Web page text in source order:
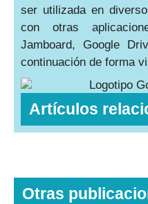
ser utilizada en
con otras
Jamboard, Google
continuación de forma
Artículos
Otras